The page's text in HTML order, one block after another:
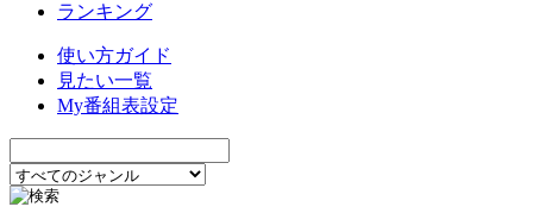
ランキング
使い方ガイド
見たい一覧
My番組表設定